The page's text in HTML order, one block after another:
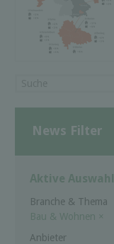
News Filter
Aktive Auswahl
Branche & Thema
Bau & Wohnen ×
Anbieter